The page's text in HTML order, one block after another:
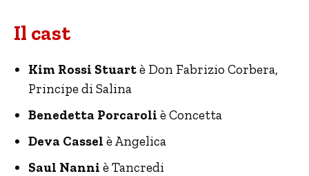
Il cast
Kim Rossi Stuartè Don Fabrizio Corbera,
Principe di Salina
Benedetta Porcaroli è Concetta
Deva Cassel è Angelica
Saul Nanni è Tancredi